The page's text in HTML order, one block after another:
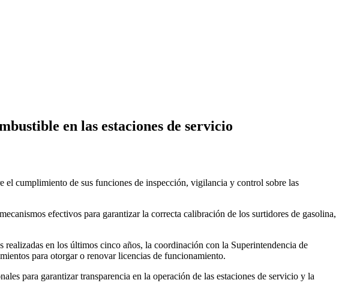
en las estaciones de servicio
cumplimiento de sus funciones de inspección, vigilancia y control sobre las
efectivos para garantizar la correcta calibración de los surtidores de gasolina,
en los últimos cinco años, la coordinación con la Superintendencia de
para otorgar o renovar licencias de funcionamiento.
para garantizar transparencia en la operación de las estaciones de servicio y la